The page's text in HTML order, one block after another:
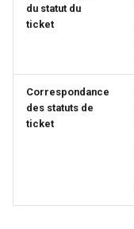
du statut du
ticket
Correspondance
des statuts de
ticket